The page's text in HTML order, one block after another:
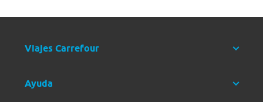
Viajes Carrefour
Ayuda